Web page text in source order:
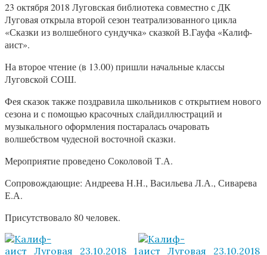
23 октября 2018 Луговская библиотека совместно с ДК
Луговая открыла второй сезон театрализованного цикла
«Сказки из волшебного сундучка» сказкой В.Гауфа «Калиф-
аист».
На второе чтение (в 13.00) пришли начальные классы
Луговской СОШ.
Фея сказок также поздравила школьников с открытием нового
сезона и с помощью красочных слайдиллюстраций и
музыкального оформления постаралась очаровать
волшебством чудесной восточной сказки.
Мероприятие проведено Соколовой Т.А.
Сопровождающие: Андреева Н.Н., Васильева Л.А., Сиварева
Е.А.
Присутствовало 80 человек.